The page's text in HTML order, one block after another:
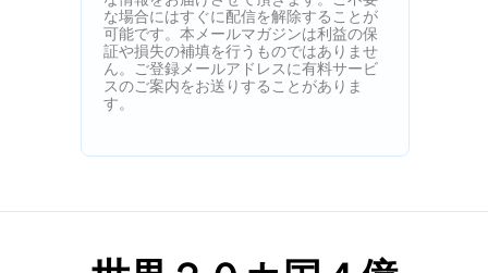
な場合にはすぐに配信を解除することが
可能です。本メールマガジンは利益の保
証や損失の補填を行うものではありませ
ん。ご登録メールアドレスに有料サービ
スのご案内をお送りすることがありま
す。